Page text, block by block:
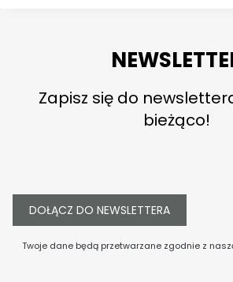
Zapisz się do
bieżąco!
DOŁĄCZ DO NEWSLETTERA
Twoje dane będą przetwarzane zgodnie z